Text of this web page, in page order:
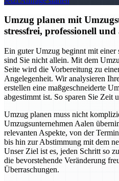
Umzug planen mit
stressfrei, professionell
Ein guter Umzug beginnt mit
sind Sie nicht allein. Mit dem
Seite wird die Vorbereitung zu
Angelegenheit. Wir analysieren
erstellen eine maßgeschneiderte
abgestimmt ist. So sparen Sie Zeit
Umzug planen muss nicht
Umzugsunternehmen Aalen
relevanten Aspekte, von der
bis hin zur Abstimmung mit dem
Unser Ziel ist es, jeden Schritt so
die bevorstehende Veränderung
Überraschungen.